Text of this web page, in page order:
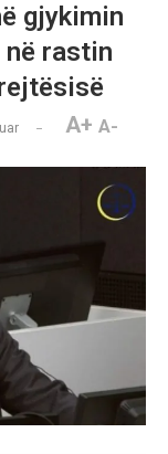
gjykimin
në rastin
A+ A-